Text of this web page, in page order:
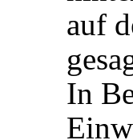
auf
In